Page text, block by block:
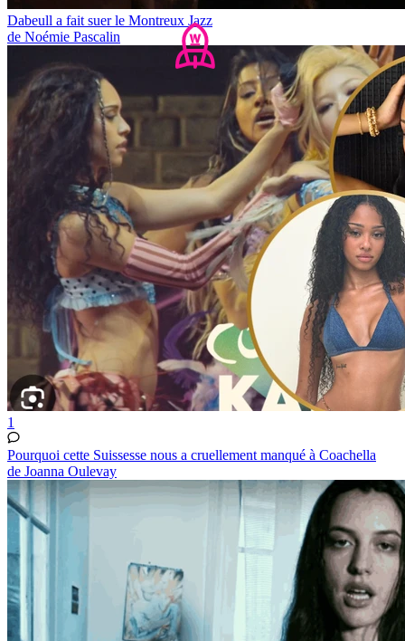
Dabeull a fait suer le Montreux Jazz
de Noémie Pascalin
1
Pourquoi cette Suissesse nous a cruellement manqué à Coachella
de Joanna Oulevay